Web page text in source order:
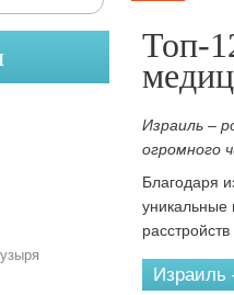
Топ-
Израиль –
огромного
Благодаря
уникальные
Израиль